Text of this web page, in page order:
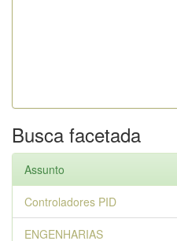
Busca facetada
Assunto
Controladores PID
ENGENHARIAS